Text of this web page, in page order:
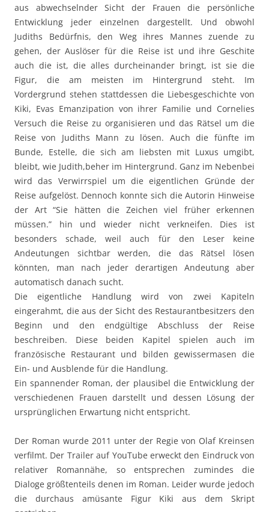
aus abwechselnder Sicht der Frauen die persönliche
Entwicklung jeder einzelnen dargestellt. Und obwohl
Judiths Bedürfnis, den Weg ihres Mannes zuende zu
gehen, der Auslöser für die Reise ist und ihre Geschite
auch die ist, die alles durcheinander bringt, ist sie die
Figur, die am meisten im Hintergrund steht. Im
Vordergrund stehen stattdessen die Liebesgeschichte von
Kiki, Evas Emanzipation von ihrer Familie und Cornelies
Versuch die Reise zu organisieren und das Rätsel um die
Reise von Judiths Mann zu lösen. Auch die fünfte im
Bunde, Estelle, die sich am liebsten mit Luxus umgibt,
bleibt, wie Judith,beher im Hintergrund. Ganz im Nebenbei
wird das Verwirrspiel um die eigentlichen Gründe der
Reise aufgelöst. Dennoch konnte sich die Autorin Hinweise
der Art “Sie hätten die Zeichen viel früher erkennen
müssen.” hin und wieder nicht verkneifen. Dies ist
besonders schade, weil auch für den Leser keine
Andeutungen sichtbar werden, die das Rätsel lösen
könnten, man nach jeder derartigen Andeutung aber
automatisch danach sucht.
Die eigentliche Handlung wird von zwei Kapiteln
eingerahmt, die aus der Sicht des Restaurantbesitzers den
Beginn und den endgültige Abschluss der Reise
beschreiben. Diese beiden Kapitel spielen auch im
französische Restaurant und bilden gewissermasen die
Ein- und Ausblende für die Handlung.
Ein spannender Roman, der plausibel die Entwicklung der
verschiedenen Frauen darstellt und dessen Lösung der
ursprünglichen Erwartung nicht entspricht.
Der Roman wurde 2011 unter der Regie von Olaf Kreinsen
verfilmt. Der Trailer auf YouTube erweckt den Eindruck von
relativer Romannähe, so entsprechen zumindes die
Dialoge größtenteils denen im Roman. Leider wurde jedoch
die durchaus amüsante Figur Kiki aus dem Skript